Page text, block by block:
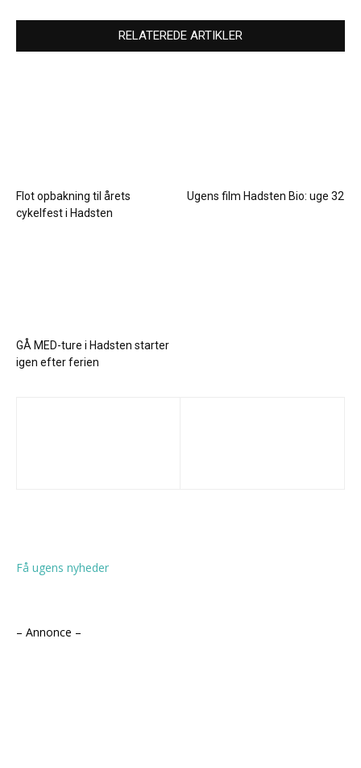
RELATEREDE ARTIKLER
Flot opbakning til årets
cykelfest i Hadsten
Ugens film Hadsten Bio: uge 32
GÅ MED-ture i Hadsten starter
igen efter ferien
Få ugens nyheder
– Annonce –